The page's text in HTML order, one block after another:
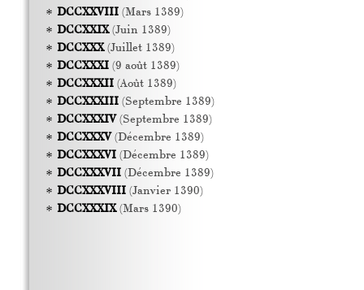
DCCXXVIII(Mars 1389)
DCCXXIX(Juin 1389)
DCCXXX(Juillet 1389)
DCCXXXI(9 août 1389)
DCCXXXII(Août 1389)
DCCXXXIII(Septembre 1389)
DCCXXXIV(Septembre 1389)
DCCXXXV(Décembre 1389)
DCCXXXVI(Décembre 1389)
DCCXXXVII(Décembre 1389)
DCCXXXVIII(Janvier 1390)
DCCXXXIX(Mars 1390)